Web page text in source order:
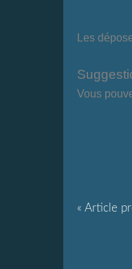
Les
Vous
« Article